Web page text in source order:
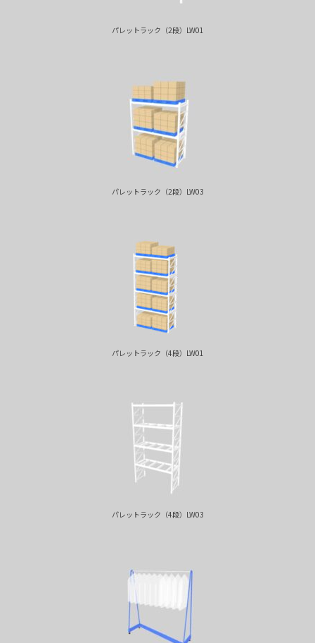
パレットラック（2段）LW01
パレットラック（2段）LW03
パレットラック（4段）LW01
パレットラック（4段）LW03